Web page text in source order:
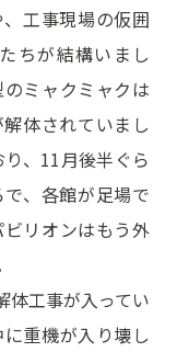
工事現場の仮囲
ちが結構いまし
ミャクミャクは
体されていまし
、11月後半ぐら
、各館が足場で
リオンはもう外
体工事が入ってい
重機が入り壊し